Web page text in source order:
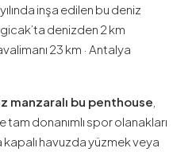
inşa edilen bu deniz
denizden 2 km
23 km · Antalya
manzaralı bu penthouse
tam donanımlı spor olanakları
havuzda yüzmek veya